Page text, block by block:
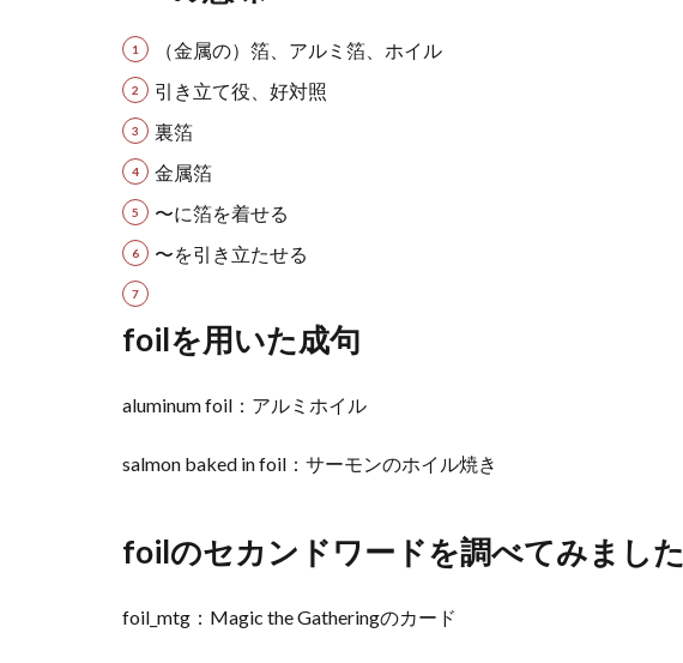
（金属の）箔、アルミ箔、ホイル
引き立て役、好対照
裏箔
金属箔
〜に箔を着せる
〜を引き立たせる
foilを用いた成句
aluminum foil：アルミホイル
salmon baked in foil：サーモンのホイル焼き
foilのセカンドワードを調べてみました
foil_mtg：Magic the Gatheringのカード